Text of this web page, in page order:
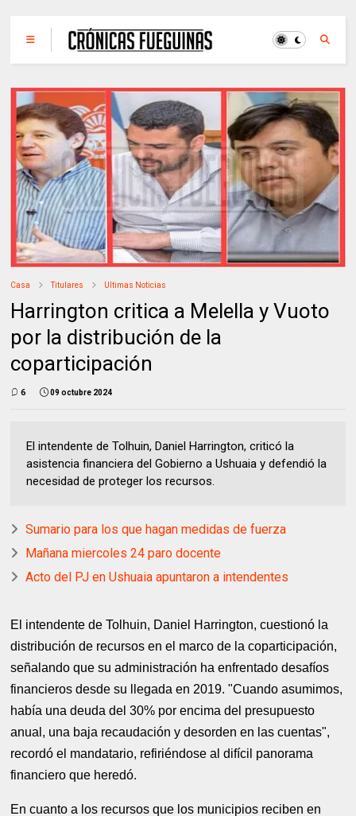
Casa Titulares Ultimas Noticias
Harrington critica a Melella y Vuoto
por la distribución de la
coparticipación
6 09 octubre 2024
El intendente de Tolhuin, Daniel Harrington, criticó la
asistencia financiera del Gobierno a Ushuaia y defendió la
necesidad de proteger los recursos.
Sumario para los que hagan medidas de fuerza
Mañana miercoles 24 paro docente
Acto del PJ en Ushuaia apuntaron a intendentes
El intendente de Tolhuin, Daniel Harrington, cuestionó la
distribución de recursos en el marco de la coparticipación,
señalando que su administración ha enfrentado desafíos
financieros desde su llegada en 2019. "Cuando asumimos,
había una deuda del 30% por encima del presupuesto
anual, una baja recaudación y desorden en las cuentas",
recordó el mandatario, refiriéndose al difícil panorama
financiero que heredó.
En cuanto a los recursos que los municipios reciben en